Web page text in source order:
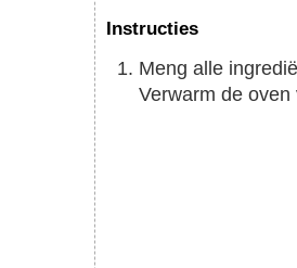
Instructies
Meng alle
Verwarm de